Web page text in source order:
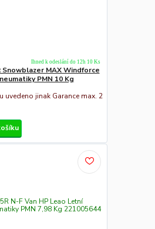
Snowblazer MAX Windforce
PMN 10 Kg
uvedeno jinak Garance max. 2
Ihned k odeslání do 12h 10 Ks